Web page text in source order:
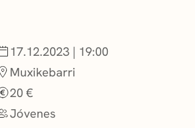
17.12.2023 | 19:00
Muxikebarri
20 €
Jóvenes